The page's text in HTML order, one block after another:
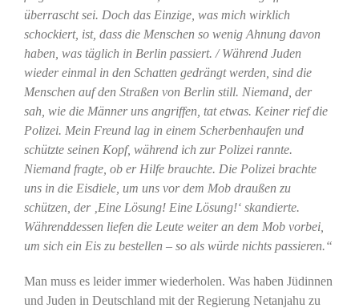
überrascht sei. Doch das Einzige, was mich wirklich
schockiert, ist, dass die Menschen so wenig Ahnung davon
haben, was täglich in Berlin passiert. / Während Juden
wieder einmal in den Schatten gedrängt werden, sind die
Menschen auf den Straßen von Berlin still. Niemand, der
sah, wie die Männer uns angriffen, tat etwas. Keiner rief die
Polizei. Mein Freund lag in einem Scherbenhaufen und
schützte seinen Kopf, während ich zur Polizei rannte.
Niemand fragte, ob er Hilfe brauchte. Die Polizei brachte
uns in die Eisdiele, um uns vor dem Mob draußen zu
schützen, der ‚Eine Lösung! Eine Lösung!‘ skandierte.
Währenddessen liefen die Leute weiter an dem Mob vorbei,
um sich ein Eis zu bestellen – so als würde nichts passieren.“
Man muss es leider immer wiederholen. Was haben Jüdinnen
und Juden in Deutschland mit der Regierung Netanjahu zu